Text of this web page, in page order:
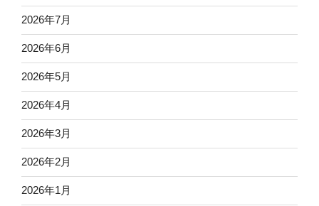
2026年7月
2026年6月
2026年5月
2026年4月
2026年3月
2026年2月
2026年1月